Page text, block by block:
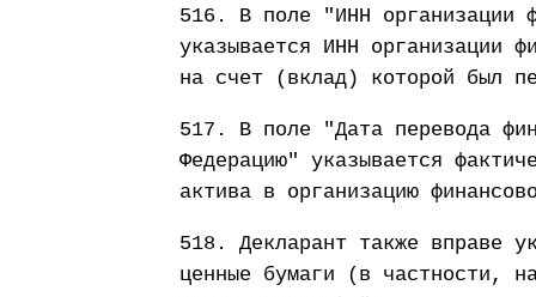
516. В поле "ИНН организации
указывается ИНН организации
на счет (вклад) которой был
517. В поле "Дата перевода
Федерацию" указывается
актива в организацию
518. Декларант также вправе
ценные бумаги (в частности,